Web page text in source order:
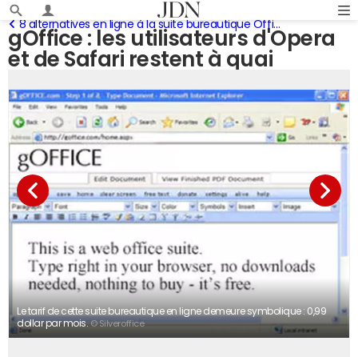
gOffice : les utilisateurs d'Opera
et de Safari restent à quai
8 alternatives en ligne à la suite bureautique Office
Le tarif de cette suite bureautique en ligne demeure symbolique : 0,99
dollar par mois.© Silveroffice